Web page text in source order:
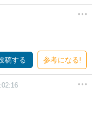
稿する 参考になる!